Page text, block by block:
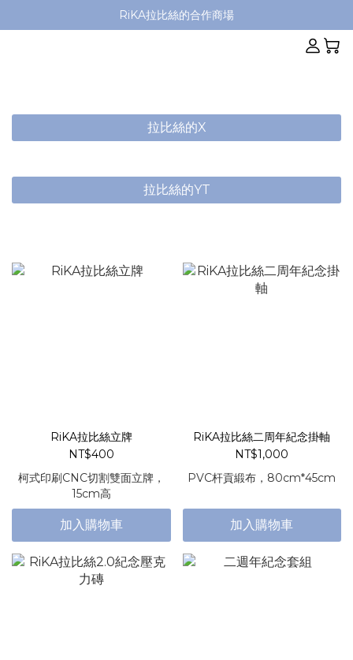
RiKA拉比絲的合作商場
拉比絲的X
拉比絲的YT
RiKA拉比絲立牌
NT$400
柯式印刷CNC切割雙面立牌，
15cm高
加入購物車
RiKA拉比絲二周年紀念掛軸
NT$1,000
PVC杆貢緞布，80cm*45cm
加入購物車